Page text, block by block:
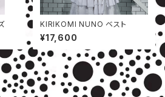
KIRIKOMI NUNO ベスト
¥17,600